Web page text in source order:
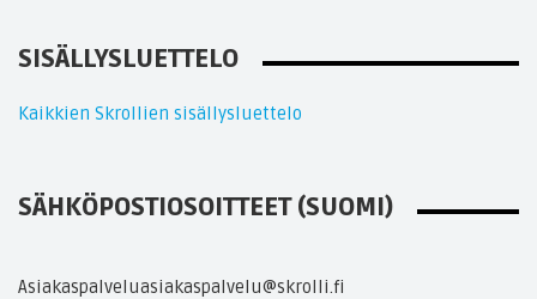
SISÄLLYSLUETTELO
Kaikkien Skrollien sisällysluettelo
SÄHKÖPOSTIOSOITTEET (SUOMI)
Asiakaspalveluasiakaspalvelu@skrolli.fi